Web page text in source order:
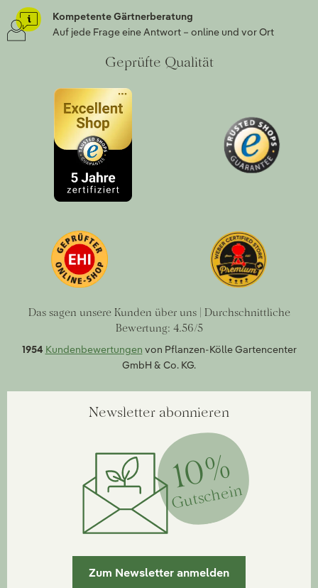
Kompetente Gärtnerberatung
Auf jede Frage eine Antwort – online und vor Ort
Geprüfte Qualität
Das sagen unsere Kunden über uns | Durchschnittliche
Bewertung: 4.56/5
1954 Kundenbewertungen von Pflanzen-Kölle Gartencenter
GmbH & Co. KG.
Newsletter abonnieren
10%
Gutschein
Zum Newsletter anmelden